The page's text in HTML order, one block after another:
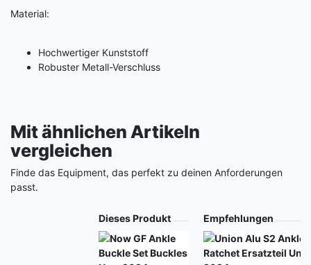
Material:
Hochwertiger Kunststoff
Robuster Metall-Verschluss
Mit ähnlichen Artikeln
vergleichen
Finde das Equipment, das perfekt zu deinen Anforderungen
passt.
Dieses Produkt Empfehlungen